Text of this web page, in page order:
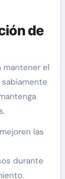
de
mantener el
sabiamente
las
durante